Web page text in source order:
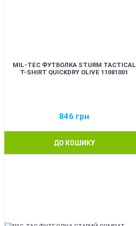
MIL-TEC ФУТБОЛКА STURM TACTICAL
T-SHIRT QUICKDRY OLIVE 11081001
846 грн
ДО КОШИКУ